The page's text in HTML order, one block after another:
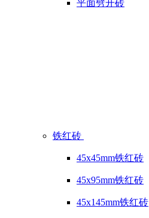
平面劈开砖
铁红砖
45x45mm铁红砖
45x95mm铁红砖
45x145mm铁红砖